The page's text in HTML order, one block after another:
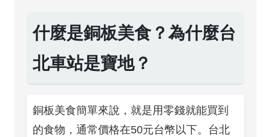
什麼是銅板美食？為什麼台
北車站是寶地？
銅板美食簡單來說，就是用零錢就能買到
的食物，通常價格在50元台幣以下。台北